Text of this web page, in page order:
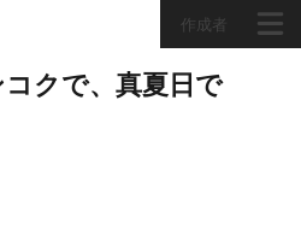
作成者
クで、真夏日で